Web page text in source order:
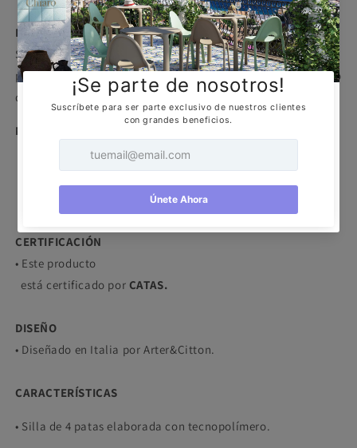
DESCRIPCIÓN
Silla de 4 patas, con asiento y respaldo en tecnopolímero
para uso interno, es lo que convierte a drollp en un elemento
distintivo de diseño de cualquier espacio.
MARCA
CERTIFICACIÓN
• Este producto
está certificado por CATAS.
DISEÑO
• Diseñado en Italia por Arter&Citton.
CARACTERÍSTICAS
• Silla de 4 patas elaborada con tecnopolímero.